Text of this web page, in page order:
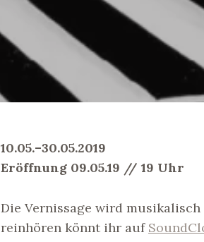
10.05.–30.05.2019
Eröffnung 09.05.19 // 19 Uhr
Die Vernissage wird
reinhören könnt ihr auf